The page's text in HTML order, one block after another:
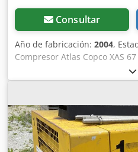
Consultar
Año de fabricación: 2004,
Compresor Atlas Copco XAS
funcionamiento: 2.371 h
Aoiywpzji Isf